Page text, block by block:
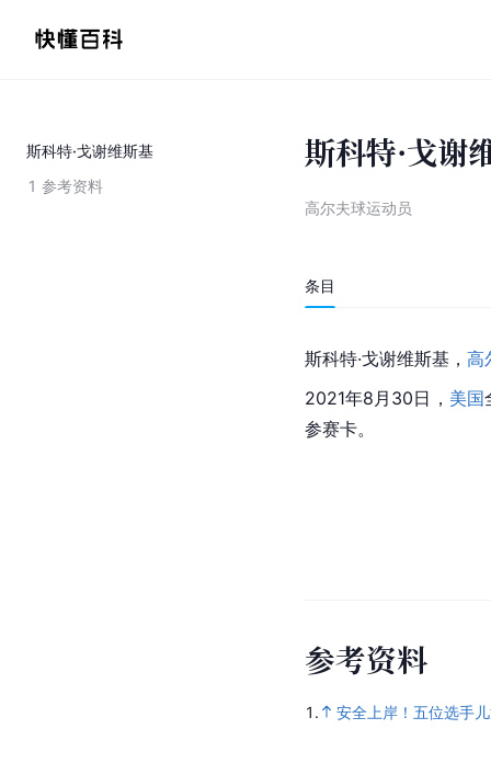
斯科特·戈谢维斯基
1 参考资料
斯科特·戈谢
高尔夫球运动员
条目
斯科特·戈谢维斯基， 高
2021年8月30日， 美国
参赛卡。
参考资料
1. 安全上岸！五位选手